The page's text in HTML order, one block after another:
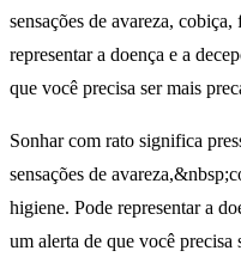
sensações de avareza,
representar a doença e a
que você precisa ser mais
Sonhar com rato significa
sensações de
higiene. Pode representar a
um alerta de que você precisa